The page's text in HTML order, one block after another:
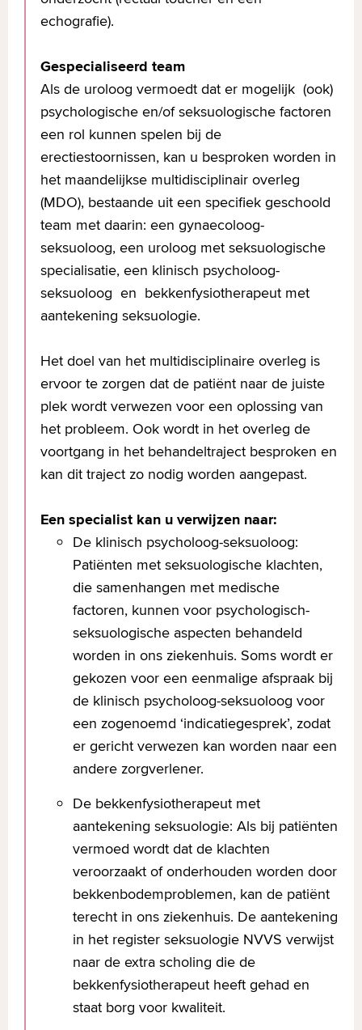
bepaalde medicijnen slecht voor de
antidepressiva en middelen voor
prostaatverkleining.
Neurologische oorzaken:
voorbeelden van neurologische
oorzaken die erectiestoornissen
kunnen veroorzaken zijn multiple
sclerose en een dwarslaesie.
Operatie of bestraling: na een
operatie of bestraling in verband met
darm- of prostaatkanker, komen er
meer erectiestoornissen voor.
Afwijkende anatomie: een
kan zijn een vernauwde voorhuid of
een onnatuurlijke kromming van de
penis. Dit kan de gemeenschap
pijnlijk en onplezierig maken.
Hormoonafwijkingen: ook
hormonale problemen kunnen een
veroorzaken. Hormonale afwijkingen
kunnen aangeboren zijn of op
gevorderde leeftijd ontstaan.
echografie).
Gespecialiseerd team
Als de uroloog vermoedt dat er mogelijk (ook)
psychologische en/of seksuologische factoren
een rol kunnen spelen bij de
erectiestoornissen, kan u besproken worden in
het maandelijkse multidisciplinair overleg
(MDO), bestaande uit een specifiek geschoold
team met daarin: een gynaecoloog-
seksuoloog, een uroloog met seksuologische
specialisatie, een klinisch psycholoog-
seksuoloog en bekkenfysiotherapeut met
aantekening seksuologie.
Het doel van het multidisciplinaire overleg is
ervoor te zorgen dat de patiënt naar de juiste
plek wordt verwezen voor een oplossing van
het probleem. Ook wordt in het overleg de
voortgang in het behandeltraject besproken en
kan dit traject zo nodig worden aangepast.
Een specialist kan u verwijzen naar:
De klinisch psycholoog-seksuoloog:
Patiënten met seksuologische klachten,
die samenhangen met medische
factoren, kunnen voor psychologisch-
seksuologische aspecten behandeld
worden in ons ziekenhuis. Soms wordt er
gekozen voor een eenmalige afspraak bij
de klinisch psycholoog-seksuoloog voor
een zogenoemd ‘indicatiegesprek’, zodat
er gericht verwezen kan worden naar een
andere zorgverlener.
De bekkenfysiotherapeut met
aantekening seksuologie: Als bij patiënten
vermoed wordt dat de klachten
veroorzaakt of onderhouden worden door
bekkenbodemproblemen, kan de patiënt
terecht in ons ziekenhuis. De aantekening
in het register seksuologie NVVS verwijst
naar de extra scholing die de
bekkenfysiotherapeut heeft gehad en
staat borg voor kwaliteit.